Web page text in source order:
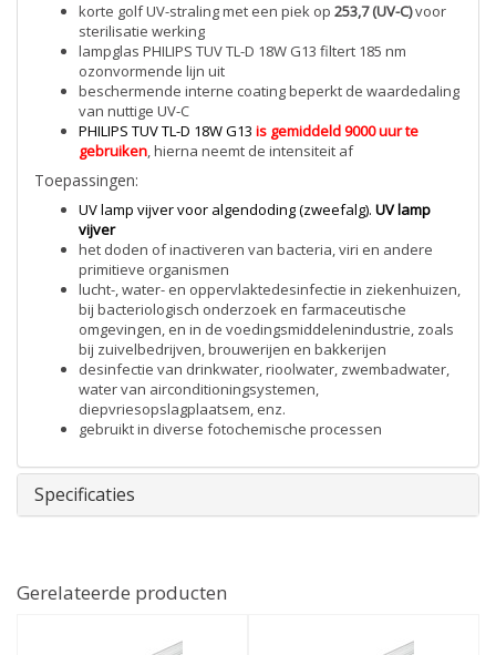
korte golf UV-straling met een piek op 253,7 (UV-C)voor
sterilisatie werking
lampglas PHILIPS TUV TL-D 18W G13 filtert 185 nm
ozonvormende lijn uit
beschermende interne coating beperkt de waardedaling
van nuttige UV-C
PHILIPS TUV TL-D 18W G13 is gemiddeld 9000 uur te
gebruiken, hierna neemt de intensiteit af
Toepassingen:
UV lamp vijver voor algendoding (zweefalg). UV lamp
vijver
het doden of inactiveren van bacteria, viri en andere
primitieve organismen
lucht-, water- en oppervlaktedesinfectie in ziekenhuizen,
bij bacteriologisch onderzoek en farmaceutische
omgevingen, en in de voedingsmiddelenindustrie, zoals
bij zuivelbedrijven, brouwerijen en bakkerijen
desinfectie van drinkwater, rioolwater, zwembadwater,
water van airconditioningsystemen,
diepvriesopslagplaatsem, enz.
gebruikt in diverse fotochemische processen
Specificaties
Gerelateerde producten